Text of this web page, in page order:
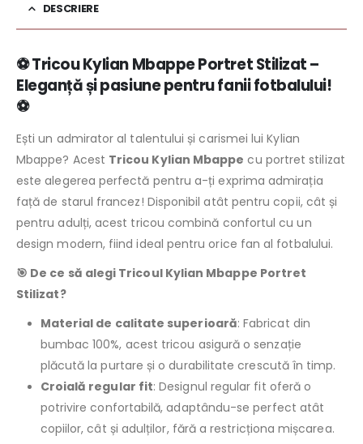
DESCRIERE
⚽ Tricou Kylian Mbappe Portret Stilizat –
Eleganță și pasiune pentru fanii fotbalului!
⚽
Ești un admirator al talentului și carismei lui Kylian
Mbappe? Acest Tricou Kylian Mbappe cu portret stilizat
este alegerea perfectă pentru a-ți exprima admirația
față de starul francez! Disponibil atât pentru copii, cât și
pentru adulți, acest tricou combină confortul cu un
design modern, fiind ideal pentru orice fan al fotbalului.
🎯 De ce să alegi Tricoul Kylian Mbappe Portret
Stilizat?
Material de calitate superioară: Fabricat din
bumbac 100%, acest tricou asigură o senzație
plăcută la purtare și o durabilitate crescută în timp.
Croială regular fit: Designul regular fit oferă o
potrivire confortabilă, adaptându-se perfect atât
copiilor, cât și adulților, fără a restricționa mișcarea.